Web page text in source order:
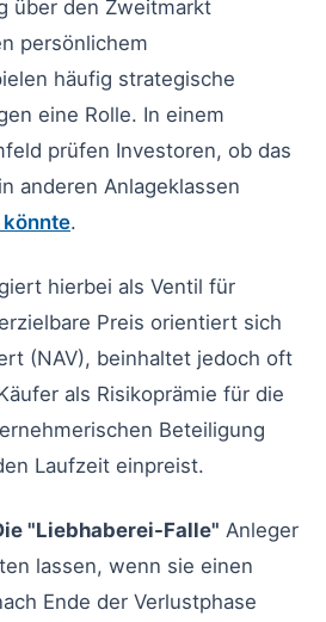
über den Zweitmarkt
persönlichem
häufig strategische
eine Rolle. In einem
prüfen Investoren, ob das
anderen Anlageklassen
.
hierbei als Ventil für
Preis orientiert sich
(NAV), beinhaltet jedoch oft
als Risikoprämie für die
Beteiligung
Laufzeit einpreist.
"Liebhaberei-Falle" Anleger
lassen, wenn sie einen
Ende der Verlustphase